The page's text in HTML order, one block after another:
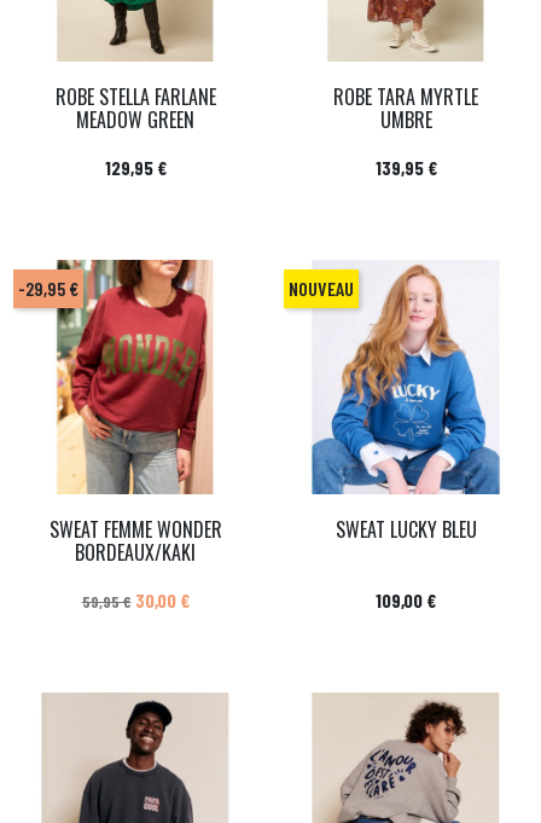
ROBE STELLA FARLANE
MEADOW GREEN
Prix
129,95 €
ROBE TARA MYRTLE
UMBRE
Prix
139,95 €
SWEAT FEMME WONDER
BORDEAUX/KAKI
Prix de base
59,95 € Prix
30,00 €
-29,95 €
SWEAT LUCKY BLEU
Prix
109,00 €
NOUVEAU